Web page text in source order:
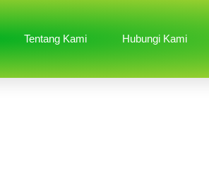
Tentang Kami Hubungi Kami